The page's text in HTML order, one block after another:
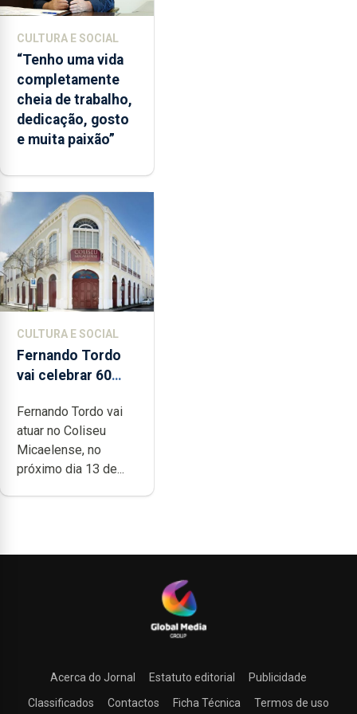
CULTURA E SOCIAL
“Tenho uma vida
completamente
cheia de trabalho,
dedicação, gosto
e muita paixão”
CULTURA E SOCIAL
Fernando Tordo
vai celebrar 60
no Coliseu
Micaelense
Fernando Tordo vai
atuar no Coliseu
Micaelense, no
próximo dia 13 de...
Acerca do Jornal Estatuto editorial
Publicidade
Classificados
Contactos Ficha Técnica Termos de uso